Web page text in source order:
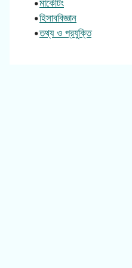
•মার্কেটিং
•হিসাববিজ্ঞান
•তথ্য ও প্রযুক্তি